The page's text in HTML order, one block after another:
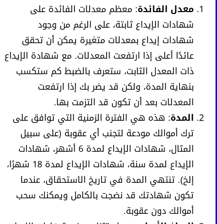
معدل الفائدة: معظم معدلات الفائدة على
شهادات الإيداع ثابتة، على الرغم من وجود
شهادات إيداع بمعدلات متغيرة يمكن أن تحقق
عائدًا أعلى إذا ارتفعت المعدلات. مع شهادة الإيداع
ذات المعدل الثابت، ستعرف بالضبط كم ستكسب
بنهاية المدة، ولكن قد يضر بك إذا ارتفعت
المعدلات بعد أن تكون قد التزمت بها.
المدة: هذه هي الفترة الزمنية التي توافق على
ترك أموالك مودعة لتجنب أي عقوبة (على سبيل
المثال، شهادات الإيداع لمدة 6 أشهر، شهادات
الإيداع لمدة سنة، شهادات الإيداع لمدة 18 شهرًا،
إلخ). تنتهي المدة في تاريخ الاستحقاق، عندما
تكون شهادتك قد نضجت بالكامل ويمكنك سحب
أموالك دون عقوبة.